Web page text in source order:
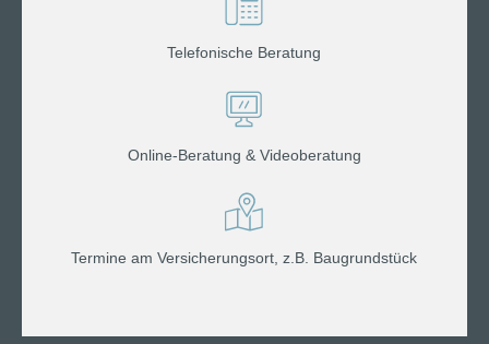
Telefonische Beratung
Online-Beratung & Videoberatung
Termine am Versicherungsort, z.B. Baugrundstück